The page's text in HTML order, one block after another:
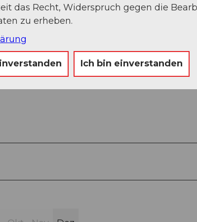
das Recht, Widerspruch gegen die
zu erheben.
Ich bin einverstanden